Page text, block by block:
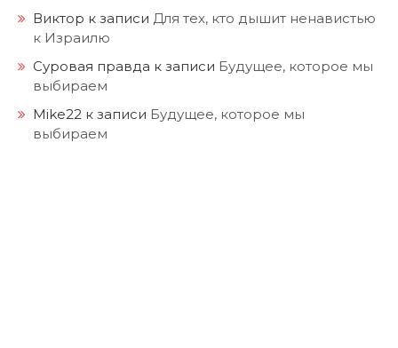
Виктор к записи Для тех, кто дышит ненавистью
к Израилю
Суровая правда к записи Будущее, которое мы
выбираем
Mike22 к записи Будущее, которое мы
выбираем